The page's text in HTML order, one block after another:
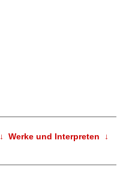
↓ Werke und Interpreten ↓